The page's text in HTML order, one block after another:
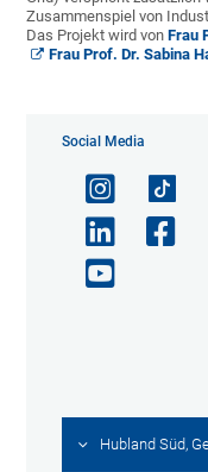
Zusammenspiel von
Das Projekt wird vonFrau
Frau Prof. Dr. Sabina
Social Media
Hubland Süd,